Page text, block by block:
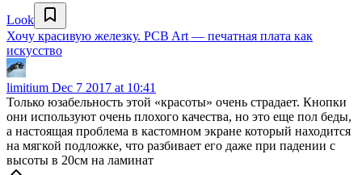
Look
Хочу красивую железку. PCB Art — печатная плата как
искусство
limitium Dec 7 2017 at 10:41
Только юзабельность этой «красоты» очень страдает. Кнопки
они используют очень плохого качества, но это еще пол беды,
а настоящая проблема в кастомном экране который находится
на мягкой подложке, что разбивает его даже при падении с
высоты в 20см на ламинат